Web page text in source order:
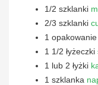
1/2 szklanki
2/3 szklanki
1 opakowanie
1 1/2 łyżeczki
1 lub 2 łyżki
1 szklanka